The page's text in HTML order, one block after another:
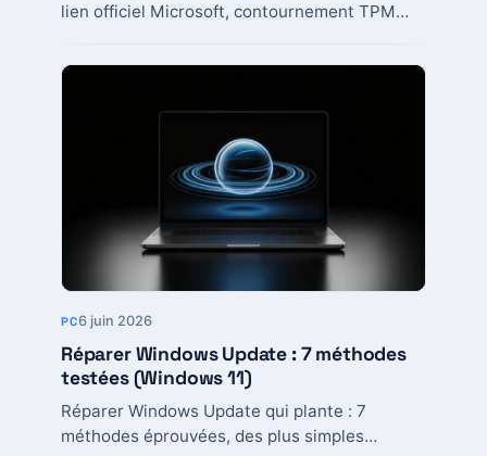
lien officiel Microsoft, contournement TPM
méthode pour ancien PC.
PC6 juin 2026
Réparer Windows Update : 7 méthodes
testées (Windows 11)
Réparer Windows Update qui plante : 7
méthodes éprouvées, des plus simples